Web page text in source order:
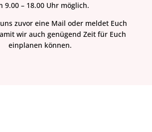
9.00 – 18.00 Uhr möglich.
zuvor eine Mail oder meldet Euch
wir auch genügend Zeit für Euch
einplanen können.